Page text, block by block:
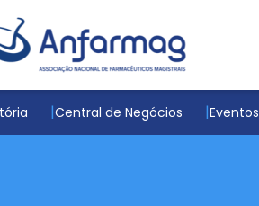
Central de Negócios Eventos